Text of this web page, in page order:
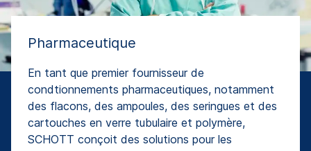
Pharmaceutique
En tant que premier fournisseur de
condtionnements pharmaceutiques, notamment
des flacons, des ampoules, des seringues et des
cartouches en verre tubulaire et polymère,
SCHOTT conçoit des solutions pour les